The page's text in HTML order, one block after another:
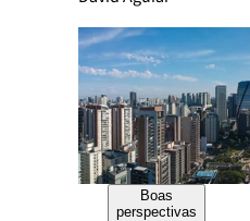
Boas
perspectivas